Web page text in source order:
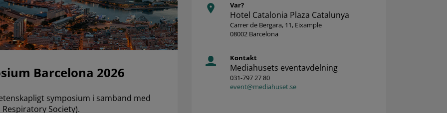
Barcelona 2026
symposium i samband med
Society).
Var?
Hotel Catalonia Plaza Catalunya
Carrer de Bergara, 11, Eixample
08002 Barcelona
Kontakt
Mediahusets eventavdelning
031-797 27 80
event@mediahuset.se